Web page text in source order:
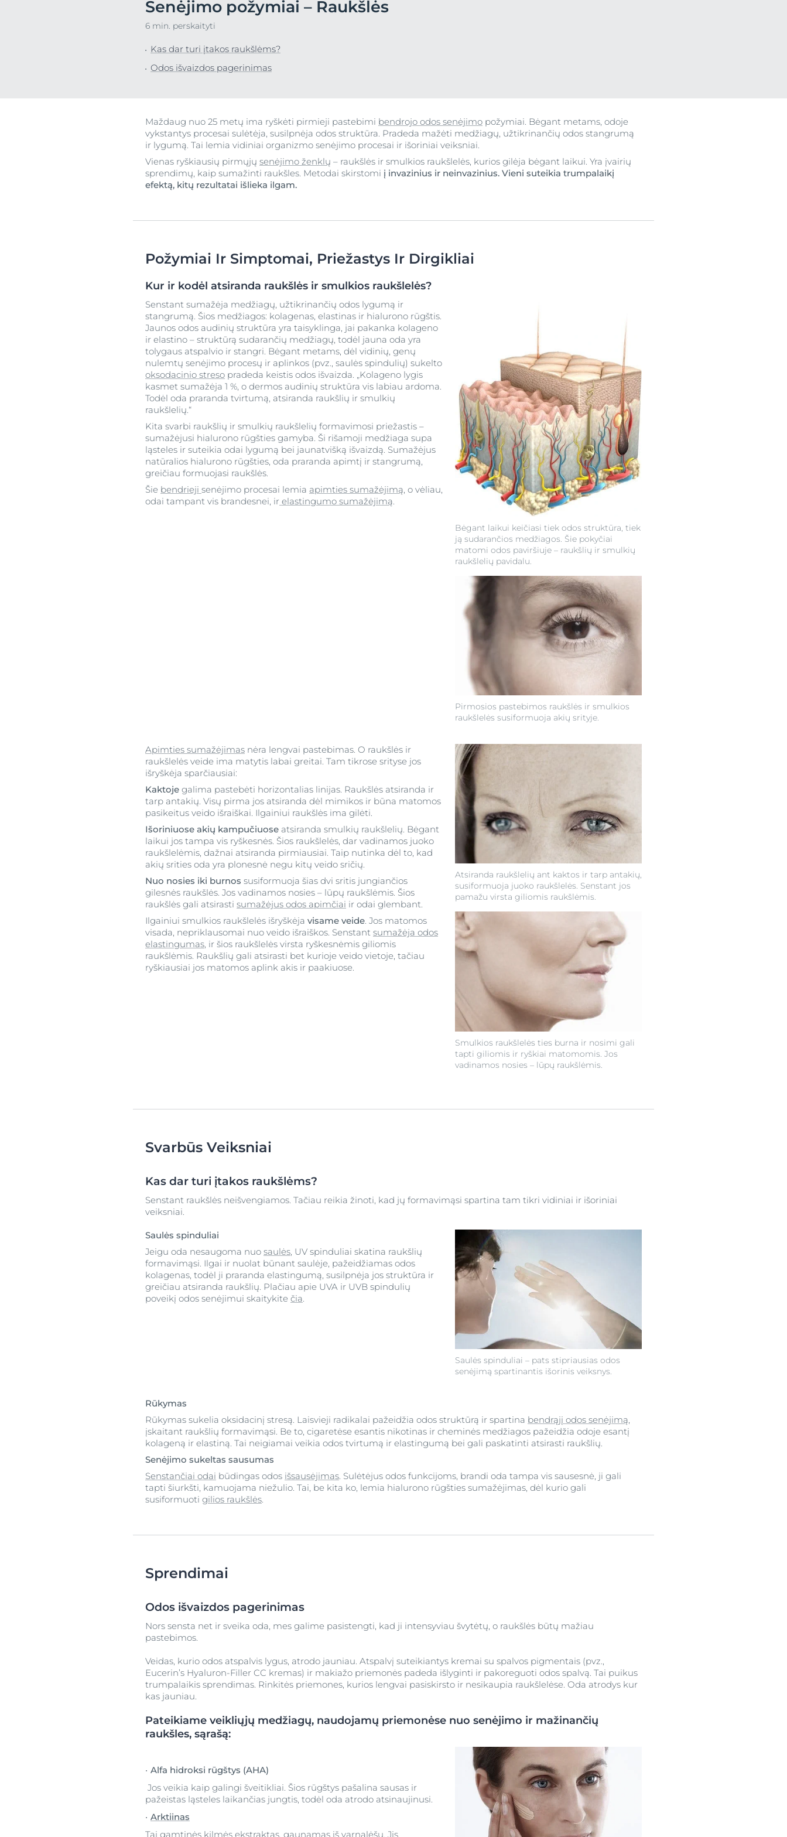
Ypač jautri oda
Riebi oda
Į raudonį linkusi oda
Jautri oda
Apsauga nuo saulės
Prakaitavimas
UreaRepair
Sausa oda
Peržiūrėti visas
priemones
Senėjimo požymiai – Raukšlės
6 min. perskaityti
Kas dar turi įtakos raukšlėms?
Odos išvaizdos pagerinimas
Maždaug nuo 25 metų ima ryškėti pirmieji pastebimi bendrojo odos senėjimo požymiai. Bėgant metams, odoje
vykstantys procesai sulėtėja, susilpnėja odos struktūra. Pradeda mažėti medžiagų, užtikrinančių odos stangrumą
ir lygumą. Tai lemia vidiniai organizmo senėjimo procesai ir išoriniai veiksniai.
Vienas ryškiausių pirmųjų senėjimo ženklų – raukšlės ir smulkios raukšlelės, kurios gilėja bėgant laikui. Yra įvairių
sprendimų, kaip sumažinti raukšles. Metodai skirstomi į invazinius ir neinvazinius. Vieni suteikia trumpalaikį
efektą, kitų rezultatai išlieka ilgam.
Požymiai Ir Simptomai, Priežastys Ir Dirgikliai
Kur ir kodėl atsiranda raukšlės ir smulkios raukšlelės?
Bėgant laikui keičiasi tiek odos struktūra, tiek
ją sudarančios medžiagos. Šie pokyčiai
matomi odos paviršiuje – raukšlių ir smulkių
raukšlelių pavidalu.
Pirmosios pastebimos raukšlės ir smulkios
raukšlelės susiformuoja akių srityje.
Senstant sumažėja medžiagų, užtikrinančių odos lygumą ir
stangrumą. Šios medžiagos: kolagenas, elastinas ir hialurono rūgštis.
Jaunos odos audinių struktūra yra taisyklinga, jai pakanka kolageno
ir elastino – struktūrą sudarančių medžiagų, todėl jauna oda yra
tolygaus atspalvio ir stangri. Bėgant metams, dėl vidinių, genų
nulemtų senėjimo procesų ir aplinkos (pvz., saulės spindulių) sukelto
oksodacinio streso pradeda keistis odos išvaizda. „Kolageno lygis
kasmet sumažėja 1 %, o dermos audinių struktūra vis labiau ardoma.
Todėl oda praranda tvirtumą, atsiranda raukšlių ir smulkių
raukšlelių.“
Kita svarbi raukšlių ir smulkių raukšlelių formavimosi priežastis –
sumažėjusi hialurono rūgšties gamyba. Ši rišamoji medžiaga supa
ląsteles ir suteikia odai lygumą bei jaunatvišką išvaizdą. Sumažėjus
natūralios hialurono rūgšties, oda praranda apimtį ir stangrumą,
greičiau formuojasi raukšlės.
Šie bendrieji senėjimo procesai lemia apimties sumažėjimą , o vėliau,
odai tampant vis brandesnei, ir elastingumo sumažėjimą
Atsiranda raukšlelių ant kaktos ir tarp antakių,
susiformuoja juoko raukšlelės. Senstant jos
pamažu virsta giliomis raukšlėmis.
Smulkios raukšlelės ties burna ir nosimi gali
tapti giliomis ir ryškiai matomomis. Jos
vadinamos nosies – lūpų raukšlėmis.
Apimties sumažėjimas nėra lengvai pastebimas. O raukšlės ir
raukšlelės veide ima matytis labai greitai. Tam tikrose srityse jos
išryškėja sparčiausiai:
Kaktoje galima pastebėti horizontalias linijas. Raukšlės atsiranda ir
tarp antakių. Visų pirma jos atsiranda dėl mimikos ir būna matomos
pasikeitus veido išraiškai. Ilgainiui raukšlės ima gilėti.
Išoriniuose akių kampučiuose atsiranda smulkių raukšlelių. Bėgant
laikui jos tampa vis ryškesnės. Šios raukšlelės, dar vadinamos juoko
raukšlelėmis, dažnai atsiranda pirmiausiai. Taip nutinka dėl to, kad
akių srities oda yra plonesnė negu kitų veido sričių.
Nuo nosies iki burnos susiformuoja šias dvi sritis jungiančios
gilesnės raukšlės. Jos vadinamos nosies – lūpų raukšlėmis. Šios
raukšlės gali atsirasti sumažėjus odos apimčiai ir odai glembant.
Ilgainiui smulkios raukšlelės išryškėja visame veide. Jos matomos
visada, nepriklausomai nuo veido išraiškos. Senstant sumažėja odos
elastingumas, ir šios raukšlelės virsta ryškesnėmis giliomis
raukšlėmis. Raukšlių gali atsirasti bet kurioje veido vietoje, tačiau
ryškiausiai jos matomos aplink akis ir paakiuose.
Svarbūs Veiksniai
Kas dar turi įtakos raukšlėms?
Senstant raukšlės neišvengiamos. Tačiau reikia žinoti, kad jų formavimąsi spartina tam tikri vidiniai ir išoriniai
veiksniai.
Saulės spinduliai – pats stipriausias odos
senėjimą spartinantis išorinis veiksnys.
Saulės spinduliai
Jeigu oda nesaugoma nuo saulės , UV spinduliai skatina raukšlių
formavimąsi. Ilgai ir nuolat būnant saulėje, pažeidžiamas odos
kolagenas, todėl ji praranda elastingumą, susilpnėja jos struktūra ir
greičiau atsiranda raukšlių. Plačiau apie UVA ir UVB spindulių
poveikį odos senėjimui skaitykite čia
Rūkymas
Rūkymas sukelia oksidacinį stresą. Laisvieji radikalai pažeidžia odos struktūrą ir spartina bendrąjį odos senėjimą,
įskaitant raukšlių formavimąsi. Be to, cigaretėse esantis nikotinas ir cheminės medžiagos pažeidžia odoje esantį
kolageną ir elastiną. Tai neigiamai veikia odos tvirtumą ir elastingumą bei gali paskatinti atsirasti raukšlių.
Senėjimo sukeltas sausumas
Senstančiai odai būdingas odos išsausėjimas. Sulėtėjus odos funkcijoms, brandi oda tampa vis sausesnė, ji gali
tapti šiurkšti, kamuojama niežulio. Tai, be kita ko, lemia hialurono rūgšties sumažėjimas, dėl kurio gali
susiformuoti gilios raukšlės.
Sprendimai
Odos išvaizdos pagerinimas
Nors sensta net ir sveika oda, mes galime pasistengti, kad ji intensyviau švytėtų, o raukšlės būtų mažiau
pastebimos.
Veidas, kurio odos atspalvis lygus, atrodo jauniau. Atspalvį suteikiantys kremai su spalvos pigmentais (pvz.,
Eucerin’s Hyaluron-Filler CC kremas) ir makiažo priemonės padeda išlyginti ir pakoreguoti odos spalvą. Tai puikus
trumpalaikis sprendimas. Rinkitės priemones, kurios lengvai pasiskirsto ir nesikaupia raukšlelėse. Oda atrodys kur
kas jauniau.
Pateikiame veikliųjų medžiagų, naudojamų priemonėse nuo senėjimo ir mažinančių
raukšles, sąrašą:
Alfa hidroksi rūgštys (AHA)
Jos veikia kaip galingi šveitikliai. Šios rūgštys pašalina sausas ir
pažeistas ląsteles laikančias jungtis, todėl oda atrodo atsinaujinusi.
Arktiinas
Tai gamtinės kilmės ekstraktas, gaunamas iš varnalėšų. Jis